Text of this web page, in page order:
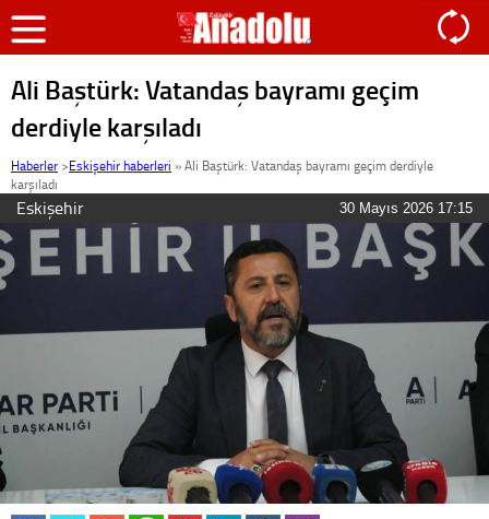
Ali Baştürk: Vatandaş bayramı geçim
derdiyle karşıladı
Haberler >Eskişehir haberleri »Ali Baştürk: Vatandaş bayramı geçim derdiyle
karşıladı
Eskişehir 30 Mayıs 2026 17:15